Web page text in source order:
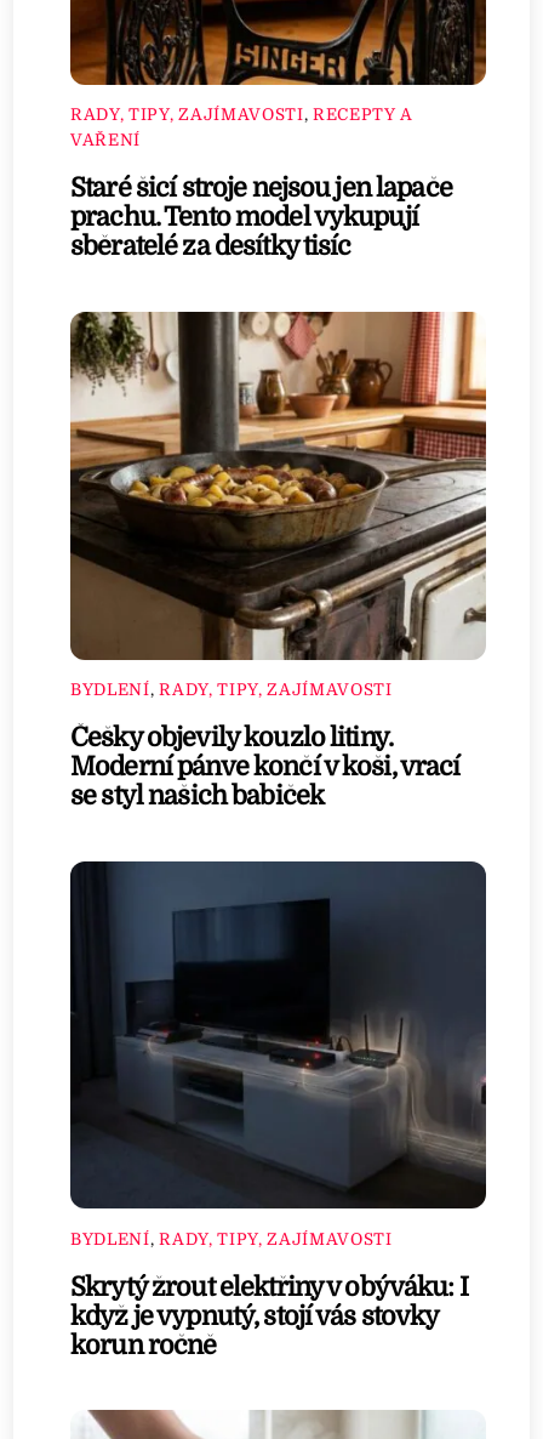
RADY, TIPY, ZAJÍMAVOSTI, RECEPTY A
VAŘENÍ
Staré šicí stroje nejsou jen lapače
prachu. Tento model vykupují
sběratelé za desítky tisíc
BYDLENÍ,RADY, TIPY, ZAJÍMAVOSTI
Češky objevily kouzlo litiny.
Moderní pánve končí v koši, vrací
se styl našich babiček
BYDLENÍ,RADY, TIPY, ZAJÍMAVOSTI
Skrytý žrout elektřiny v obýváku: I
když je vypnutý, stojí vás stovky
korun ročně